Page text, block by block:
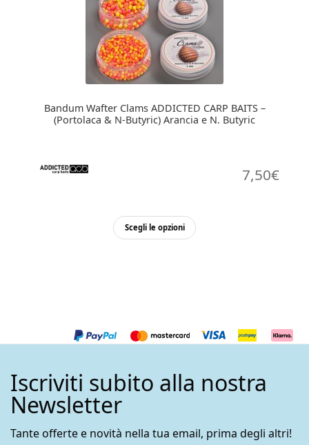
Bandum Wafter Clams ADDICTED CARP BAITS –
(Portolaca & N-Butyric) Arancia e N. Butyric
7,50€
Scegli le opzioni
Questo
opzioni
possono
scelte
nella
del
Iscriviti subito alla nostra
Newsletter
Tante offerte e novità nella tua email, prima degli altri!